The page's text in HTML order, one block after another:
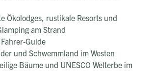
Ökolodges, rustikale Resorts und
am Strand
Guide
und Schwemmland im Westen
Bäume und UNESCO Welterbe im